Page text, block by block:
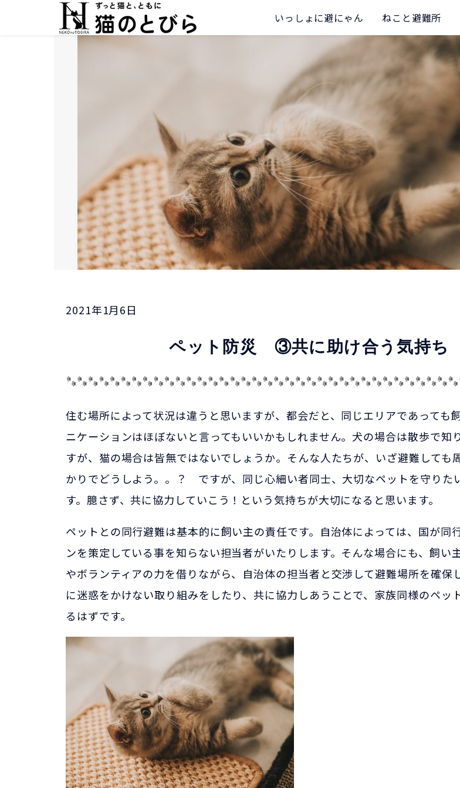
いっしょに避にゃん ねこと避難所
2021年1月6日
ペット防災 ③共に助け合う気持ち
住む場所によって状況は違うと思いますが、都会だと、同じエリアであっても
ニケーションはほぼないと言ってもいいかもしれません。犬の場合は散歩で知
すが、猫の場合は皆無ではないでしょうか。そんな人たちが、いざ避難しても
かりでどうしよう。。？ ですが、同じ心細い者同士、大切なペットを守りた
す。臆さず、共に協力していこう！という気持ちが大切になると思います。
ペットとの同行避難は基本的に飼い主の責任です。自治体によっては、国が同
ンを策定している事を知らない担当者がいたりします。そんな場合にも、飼い
やボランティアの力を借りながら、自治体の担当者と交渉して避難場所を確保
に迷惑をかけない取り組みをしたり、共に協力しあうことで、家族同様のペッ
るはずです。